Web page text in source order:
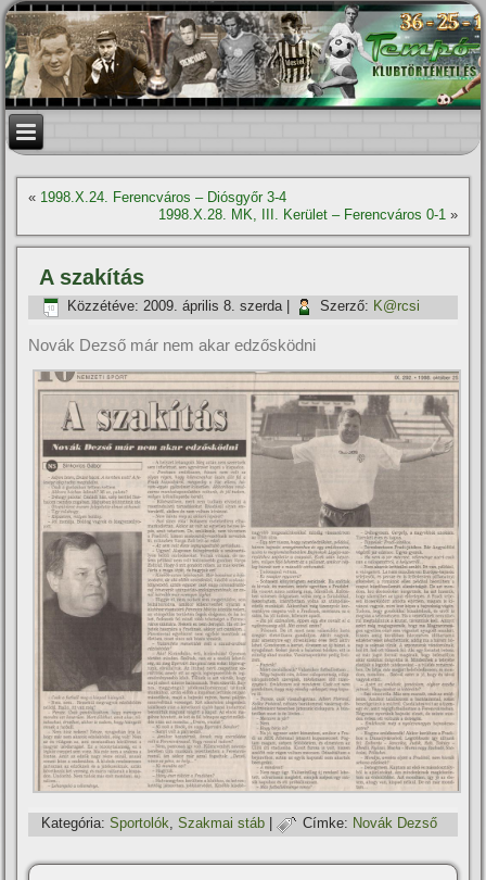
« 1998.X.24. Ferencváros – Diósgyőr 3-4
1998.X.28. MK, III. Kerület – Ferencváros 0-1»
A szakí­tás
Közzétéve: 2009. április 8. szerda| Szerző: K@rcsi
Novák Dezső már nem akar edzősködni
Kategória: Sportolók,Szakmai stáb | Címke: Novák Dezső